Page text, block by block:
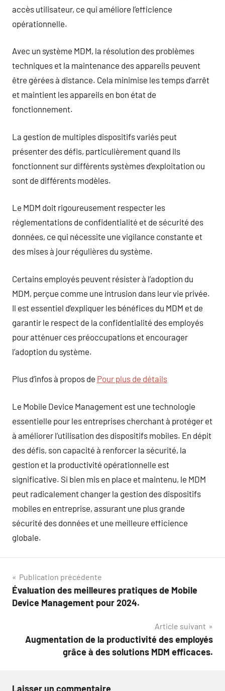
accès utilisateur, ce qui améliore l’efficience
opérationnelle.
Avec un système MDM, la résolution des problèmes
techniques et la maintenance des appareils peuvent
être gérées à distance. Cela minimise les temps d’arrêt
et maintient les appareils en bon état de
fonctionnement.
La gestion de multiples dispositifs variés peut
présenter des défis, particulièrement quand ils
fonctionnent sur différents systèmes d’exploitation ou
sont de différents modèles.
Le MDM doit rigoureusement respecter les
réglementations de confidentialité et de sécurité des
données, ce qui nécessite une vigilance constante et
des mises à jour régulières du système.
Certains employés peuvent résister à l’adoption du
MDM, perçue comme une intrusion dans leur vie privée.
Il est essentiel d’expliquer les bénéfices du MDM et de
garantir le respect de la confidentialité des employés
pour atténuer ces préoccupations et encourager
l’adoption du système.
Plus d’infos à propos de Pour plus de détails
Le Mobile Device Management est une technologie
essentielle pour les entreprises cherchant à protéger et
à améliorer l’utilisation des dispositifs mobiles. En dépit
des défis, son capacité à renforcer la sécurité, la
gestion et la productivité opérationnelle est
significative. Si bien mis en place et maintenu, le MDM
peut radicalement changer la gestion des dispositifs
mobiles en entreprise, assurant une plus grande
sécurité des données et une meilleure efficience
globale.
Navigation
de
Publication précédente
Évaluation des meilleures pratiques de Mobile
Device Management pour 2024.
Article suivant
Augmentation de la productivité des employés
grâce à des solutions MDM efficaces.
Laisser un commentaire